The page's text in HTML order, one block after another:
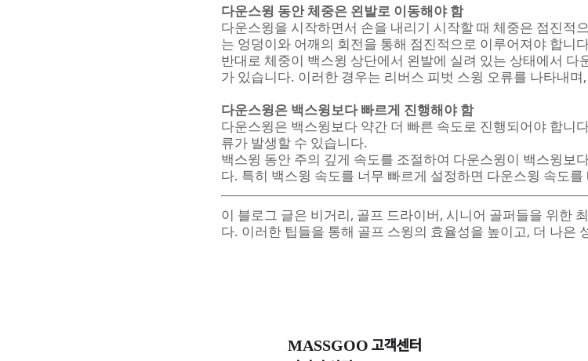
다운스윙 동안 체중은 왼발로 이동해야 함
다운스윙을 시작하면서 손을 내리기 시작할 때 체중은 점진적
는 엉덩이와 어깨의 회전을 통해 점진적으로 이루어져야 합니
반대로 체중이 백스윙 상단에서 왼발에 실려 있는 상태에서 다
가 있습니다. 이러한 경우는 리버스 피벗 스윙 오류를 나타내
다운스윙은 백스윙보다 빠르게 진행해야 함
다운스윙은 백스윙보다 약간 더 빠른 속도로 진행되어야 합니
류가 발생할 수 있습니다.
백스윙 동안 주의 깊게 속도를 조절하여 다운스윙이 백스윙보
다. 특히 백스윙 속도를 너무 빠르게 설정하면 다운스윙 속도
이 블로그 글은 비거리, 골프 드라이버, 시니어 골퍼들을 위한
다. 이러한 팁들을 통해 골프 스윙의 효율성을 높이고, 더 나은
MASSGOO 고객센터